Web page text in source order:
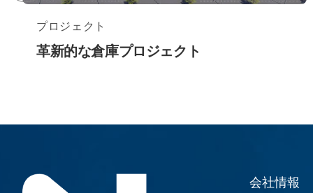
プロジェクト
革新的な倉庫プロジェクト
会社情報